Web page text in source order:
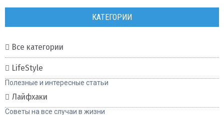
КАТЕГОРИИ
Все категории
LifeStyle
Полезные и интересные статьи
Лайфхаки
Советы на все случаи в жизни